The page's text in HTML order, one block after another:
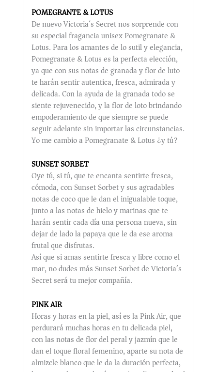
POMEGRANTE & LOTUS
De nuevo Victoria´s Secret nos sorprende con
su especial fragancia unisex Pomegranate &
Lotus. Para los amantes de lo sutil y elegancia,
Pomegranate & Lotus es la perfecta elección,
ya que con sus notas de granada y flor de luto
te harán sentir autentica, fresca, admirada y
delicada. Con la ayuda de la granada todo se
siente rejuvenecido, y la flor de loto brindando
empoderamiento de que siempre se puede
seguir adelante sin importar las circunstancias.
Yo me cambio a Pomegranate & Lotus ¿y tú?
SUNSET SORBET
Oye tú, si tú, que te encanta sentirte fresca,
cómoda, con Sunset Sorbet y sus agradables
notas de coco que le dan el inigualable toque,
junto a las notas de hielo y marinas que te
harán sentir cada día una persona nueva, sin
dejar de lado la papaya que le da ese aroma
frutal que disfrutas.
Así que si amas sentirte fresca y libre como el
mar, no dudes más Sunset Sorbet de Victoria´s
Secret será tu mejor compañía.
PINK AIR
Horas y horas en la piel, así es la Pink Air, que
perdurará muchas horas en tu delicada piel,
con las notas de flor del peral y jazmín que le
dan el toque floral femenino, aparte su nota de
almizcle blanco que le da la duración perfecta,